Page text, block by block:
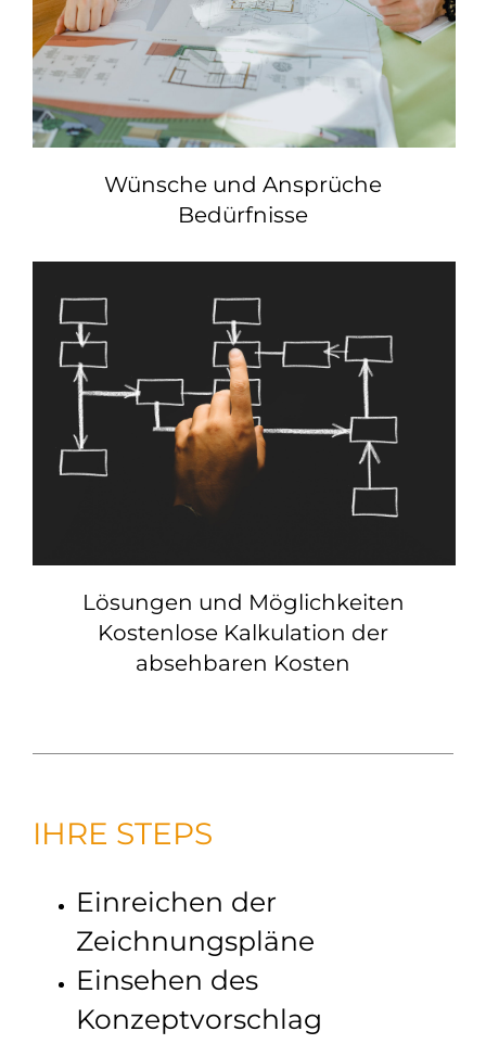
Wünsche und Ansprüche
Bedürfnisse
Lösungen und Möglichkeiten
Kostenlose Kalkulation der
absehbaren Kosten
IHRE STEPS
Einreichen der
Zeichnungspläne
Einsehen des
Konzeptvorschlag